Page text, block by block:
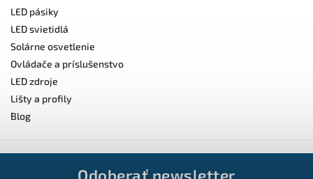
LED pásiky
LED svietidlá
Solárne osvetlenie
Ovládače a príslušenstvo
LED zdroje
Lišty a profily
Blog